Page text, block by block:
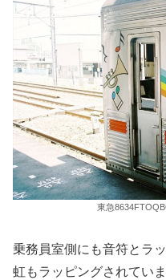
東急
乗務員室側にも音符とラ
虹もラッピングされてい